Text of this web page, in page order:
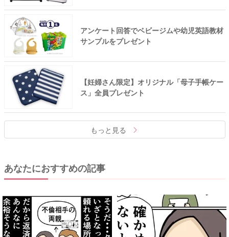
アンケート回答でベビージムや幼児英語教材
サンプルをプレゼント
【妊婦さん限定】オリジナル「母子手帳ケー
ス」全員プレゼント
もっと見る
あなたにおすすめの記事